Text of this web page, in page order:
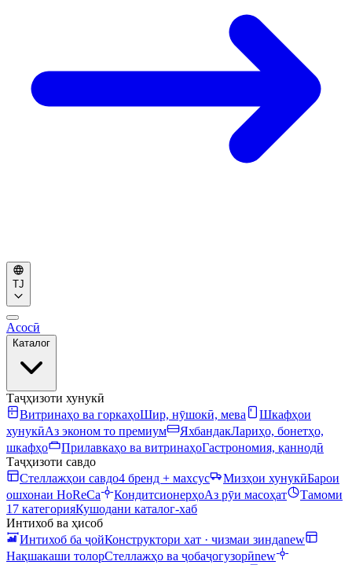
TJ
Асосӣ
Каталог
Таҷҳизоти хунукӣ
Витринаҳо ва горкаҳоШир, нӯшокӣ, мева
Шкафҳои
хунукӣАз эконом то премиум ЯхбандакЛариҳо, бонетҳо,
шкафҳо
Прилавкаҳо ва витринаҳоГастрономия, қаннодӣ
Таҷҳизоти савдо
Стеллажҳои савдо4 бренд + махсус Мизҳои хунукӣБарои
ошхонаи HoReCa
КондитсионерҳоАз рӯи масоҳат
Тамоми
17 категорияКушодани каталог-хаб
Интихоб ва ҳисоб
Интихоб ба ҷойКонструктори хат · чизмаи зиндаnew
Нақшакаши толорСтеллажҳо ва ҷобаҷогузорӣnew